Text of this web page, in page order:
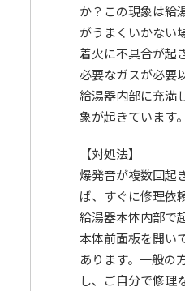
か？この現象は給
がうまくいかない
着火に不具合が起
必要なガスが必要
給湯器内部に充満
象が起きています。
【対処法】
爆発音が複数回起
ば、すぐに修理依
給湯器本体内部で
本体前面板を開い
あります。一般の
し、ご自分で修理